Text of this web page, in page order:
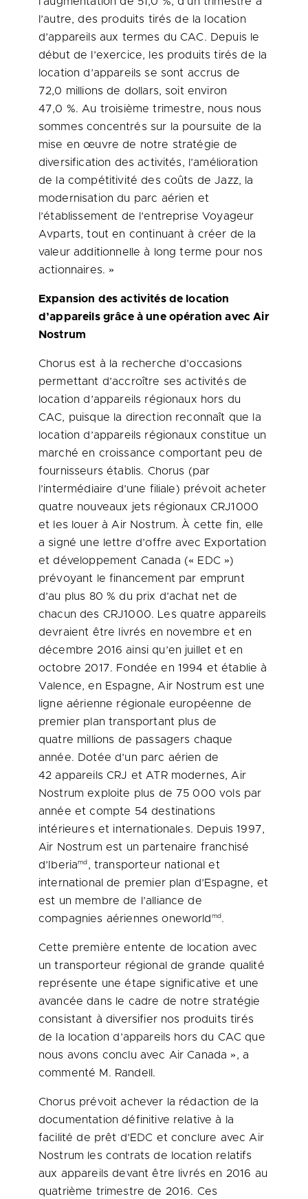
l’autre, des produits tirés de la location
d’appareils aux termes du CAC. Depuis le
début de l’exercice, les produits tirés de la
location d’appareils se sont accrus de
72,0 millions de dollars, soit environ
47,0 %. Au troisième trimestre, nous nous
sommes concentrés sur la poursuite de la
mise en œuvre de notre stratégie de
diversification des activités, l’amélioration
de la compétitivité des coûts de Jazz, la
modernisation du parc aérien et
l’établissement de l’entreprise Voyageur
Avparts, tout en continuant à créer de la
valeur additionnelle à long terme pour nos
actionnaires. »
Expansion des activités de location
d’appareils grâce à une opération avec Air
Nostrum
Chorus est à la recherche d’occasions
permettant d’accroître ses activités de
location d’appareils régionaux hors du
CAC, puisque la direction reconnaît que la
location d’appareils régionaux constitue un
marché en croissance comportant peu de
fournisseurs établis. Chorus (par
l’intermédiaire d’une filiale) prévoit acheter
quatre nouveaux jets régionaux CRJ1000
et les louer à Air Nostrum. À cette fin, elle
a signé une lettre d’offre avec Exportation
et développement Canada (« EDC »)
prévoyant le financement par emprunt
d’au plus 80 % du prix d’achat net de
chacun des CRJ1000. Les quatre appareils
devraient être livrés en novembre et en
décembre 2016 ainsi qu’en juillet et en
octobre 2017. Fondée en 1994 et établie à
Valence, en Espagne, Air Nostrum est une
ligne aérienne régionale européenne de
premier plan transportant plus de
quatre millions de passagers chaque
année. Dotée d’un parc aérien de
42 appareils CRJ et ATR modernes, Air
Nostrum exploite plus de 75 000 vols par
année et compte 54 destinations
intérieures et internationales. Depuis 1997,
Air Nostrum est un partenaire franchisé
d’Iberiamd , transporteur national et
international de premier plan d’Espagne, et
est un membre de l’alliance de
compagnies aériennes oneworld md.
Cette première entente de location avec
un transporteur régional de grande qualité
représente une étape significative et une
avancée dans le cadre de notre stratégie
consistant à diversifier nos produits tirés
de la location d’appareils hors du CAC que
nous avons conclu avec Air Canada », a
commenté M. Randell.
Chorus prévoit achever la rédaction de la
documentation définitive relative à la
facilité de prêt d’EDC et conclure avec Air
Nostrum les contrats de location relatifs
aux appareils devant être livrés en 2016 au
quatrième trimestre de 2016. Ces